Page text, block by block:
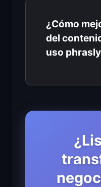
¿Cómo
del
uso